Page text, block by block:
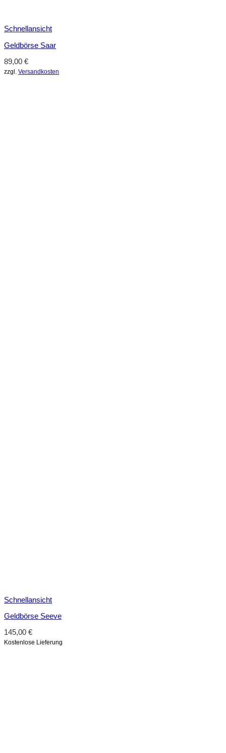
Schnellansicht
Geldbörse Saar
89,00 €
zzgl. Versandkosten
Schnellansicht
Geldbörse Seeve
145,00 €
Kostenlose Lieferung